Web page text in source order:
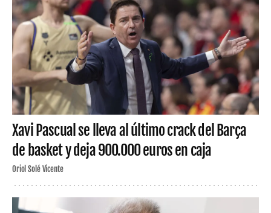
Xavi Pascual se lleva al último crack del Barça
de basket y deja 900.000 euros en caja
Oriol Solé Vicente